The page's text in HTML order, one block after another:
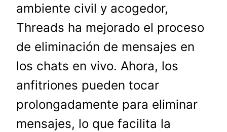
ambiente civil y acogedor,
Threads ha mejorado el proceso
de eliminación de mensajes en
los chats en vivo. Ahora, los
anfitriones pueden tocar
prolongadamente para eliminar
mensajes, lo que facilita la